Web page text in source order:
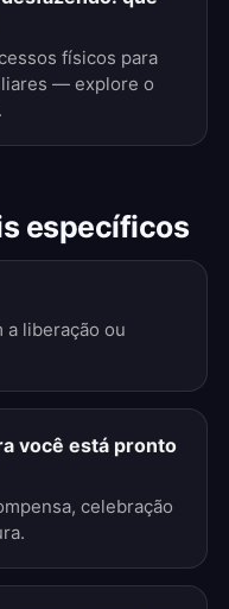
físicos para
— explore o
específicos
a liberação ou
você está pronto
celebração